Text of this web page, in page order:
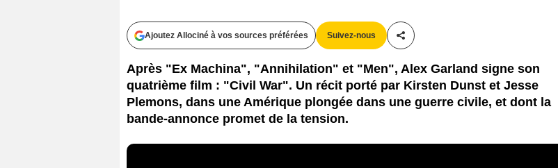
Ajoutez Allociné à vos sources préférées Suivez-nous
Partager cet article
Après "Ex Machina", "Annihilation" et "Men", Alex Garland signe son
quatrième film : "Civil War". Un récit porté par Kirsten Dunst et Jesse
Plemons, dans une Amérique plongée dans une guerre civile, et dont la
bande-annonce promet de la tension.